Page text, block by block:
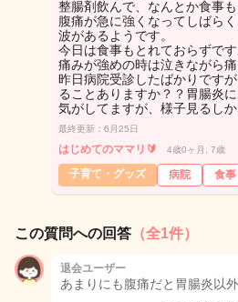
整腸剤飲んで、なんとか食事も
腹痛が急に強くなってしばら
波があるようです。
今日は食事もとれておらずです
痛みが強めの時は泣きながら
昨日病院受診したばかりです
ることありますか？？胃腸炎
気がしてますが、様子見るし
最終更新：6月25日
はじめてのママリ🔰 4歳0ヶ月, 7歳
子育て・グッズ 病院 食事
この質問への回答 （全1件）
退会ユーザー
あまりにも腹痛だと胃腸炎以